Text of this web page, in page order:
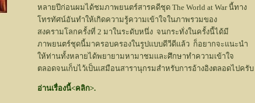
หลายปีก่อนผมได้ชมภาพยนตร์สารคดีชุด The World at War นี้ทาง
โทรทัศน์อันทำให้เกิดความรู้ความเข้าใจในภาพรวมของ
สงครามโลกครั้งที่ 2 มาในระดับหนึ่ง จนกระทั่งในครั้งนี้ได้มี
ภาพยนตร์ชุดนี้มาครอบครองในรูปแบบดีวีดีแล้ว ก็อยากจะแนะนำ
ให้ท่านทั้งหลายได้พยายามหามาชมและศึกษาทำความเข้าใจ
ตลอดจนเก็บไว้เป็นเสมือนสารานุกรมสำหรับการอ้างอิงตลอดไปครับ
อ่านเรื่องนี้<คลิก>.